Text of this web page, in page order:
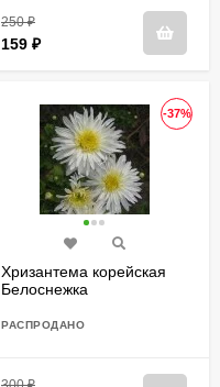
250₽
159 ₽
-37%
Хризантема корейская
Белоснежка
РАСПРОДАНО